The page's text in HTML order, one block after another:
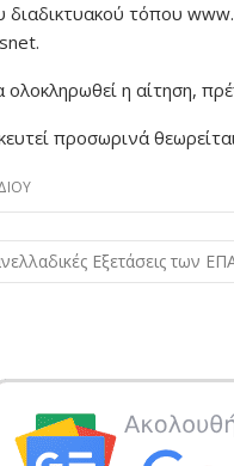
διαδικτυακού τόπου
ολοκληρωθεί η αίτηση,
προσωρινά
Εξετάσεις των